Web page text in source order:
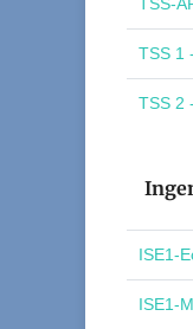
TSS 1
TSS 2
ISE1-
ISE1-